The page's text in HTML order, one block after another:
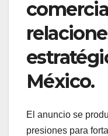
México.
El anuncio se
presiones para